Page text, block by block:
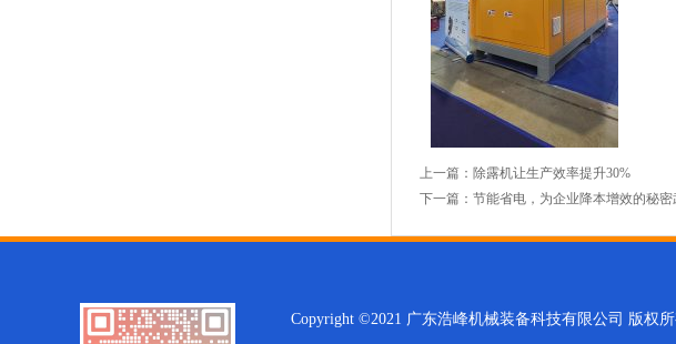
上一篇： 除露机让生产效率提升30%
下一篇： 节能省电，为企业降本增效的秘密
Copyright ©2021 广东浩峰机械装备科技有限公司 版权